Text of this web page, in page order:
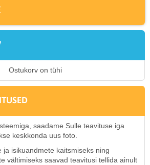
Ostukorv on tühi
saadame Sulle teavituse iga
keskkonda uus foto.
ja isikuandmete kaitsmiseks ning
vältimiseks saavad teavitusi tellida ainult